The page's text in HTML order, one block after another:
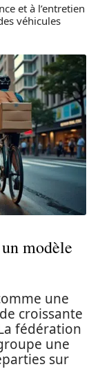
et à l’entretien
véhicules
modèle
une
croissante
fédération
une
sur